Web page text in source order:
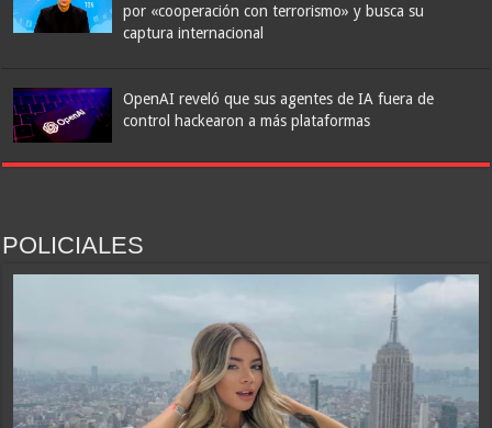
Franco Colapinto denunció que fue víctima de un robo en Italia:
Pep Guardiola, 55 años: “Mi padre tiene 95 años y todavía me dice:
‘Sé una buena persona, sé amable con la gente siempre’; es el mejor
por «cooperación con terrorismo» y busca su
captura internacional
OpenAI reveló que sus agentes de IA fuera de
control hackearon a más plataformas
POLICIALES